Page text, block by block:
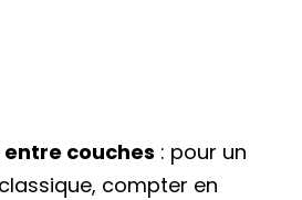
couches : pour un
compter en